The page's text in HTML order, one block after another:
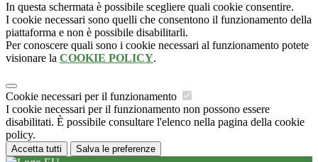
In questa schermata è possibile scegliere quali cookie consentire.
I cookie necessari sono quelli che consentono il funzionamento della
piattaforma e non è possibile disabilitarli.
Per conoscere quali sono i cookie necessari al funzionamento potete
visionare la COOKIE POLICY.
Cookie necessari per il funzionamento
I cookie necessari per il funzionamento non possono essere
disabilitati. È possibile consultare l'elenco nella pagina della cookie
policy.
Accetta tutti Salva le preferenze